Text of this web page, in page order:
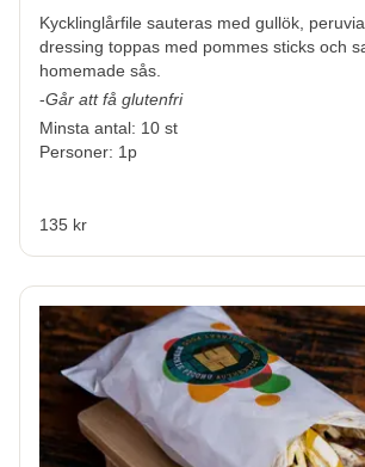
Kycklinglårfile sauteras med gullök,
dressing toppas med pommes sticks och
homemade sås.
-Går att få glutenfri
Minsta antal: 10 st
Personer: 1p
135 kr